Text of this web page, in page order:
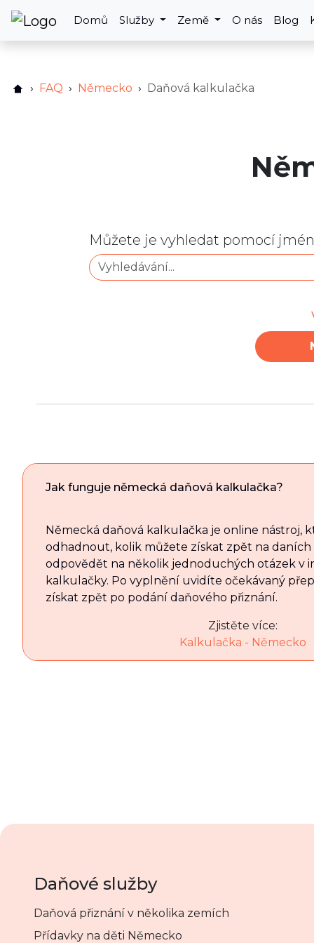
Domů Služby Země O nás Blog
FAQ Německo Daňová kalkulačka
Můžete je vyhledat pomocí
Jak funguje německá daňová kalkulačka?
Německá daňová kalkulačka je online nástroj,
odhadnout, kolik můžete získat zpět na daních
odpovědět na několik jednoduchých otázek v
kalkulačky. Po vyplnění uvidíte očekávaný
získat zpět po podání daňového přiznání.
Zjistěte více:
Kalkulačka - Německo
Daňové služby
Daňová přiznání v několika zemích
Přídavky na děti Německo